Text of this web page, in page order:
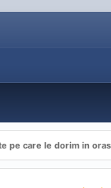
pe care le dorim in